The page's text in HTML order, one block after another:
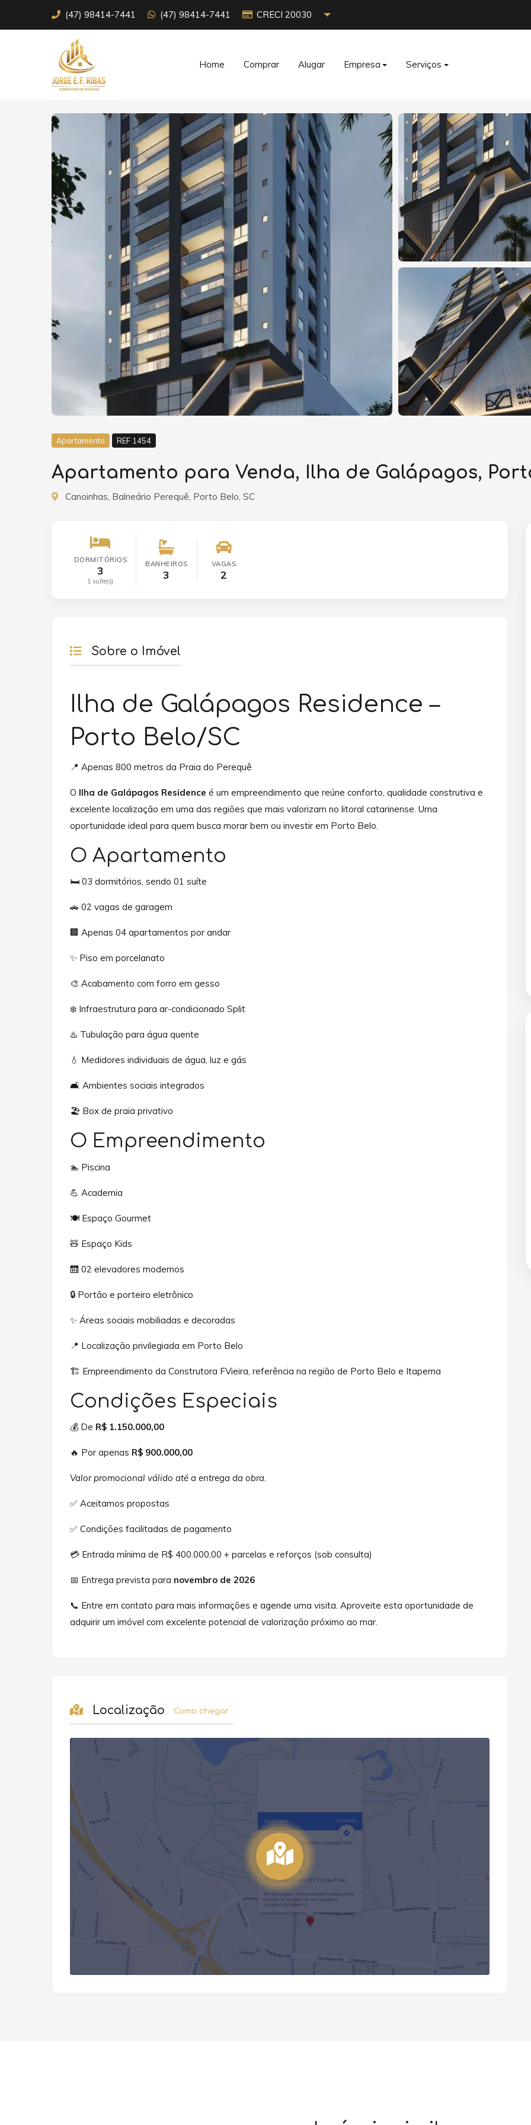
(47) 98414-7441 (47) 98414-7441 CRECI 20030
Home Comprar Alugar Empresa Serviços
Apartamento REF 1454
Apartamento para Venda, Ilha de Galápagos,
Canoinhas, Balneário Perequê, Porto Belo, SC
DORMITÓRIOS
3
1 suíte(s)
BANHEIROS
3
VAGAS
2
Sobre o Imóvel
Ilha de Galápagos Residence –
Porto Belo/SC
📍 Apenas 800 metros da Praia do Perequê
O Ilha de Galápagos Residence é um empreendimento que reúne conforto, qualidade construtiva e
excelente localização em uma das regiões que mais valorizam no litoral catarinense. Uma
oportunidade ideal para quem busca morar bem ou investir em Porto Belo.
O Apartamento
🛏️ 03 dormitórios, sendo 01 suíte
🚗 02 vagas de garagem
🏢 Apenas 04 apartamentos por andar
✨ Piso em porcelanato
🎨 Acabamento com forro em gesso
❄️ Infraestrutura para ar-condicionado Split
♨️ Tubulação para água quente
💧 Medidores individuais de água, luz e gás
🛋️ Ambientes sociais integrados
🏖️ Box de praia privativo
O Empreendimento
🏊 Piscina
💪 Academia
🍽️ Espaço Gourmet
🧸 Espaço Kids
🛗 02 elevadores modernos
🔒 Portão e porteiro eletrônico
✨ Áreas sociais mobiliadas e decoradas
📍 Localização privilegiada em Porto Belo
🏗️ Empreendimento da Construtora FVieira, referência na região de Porto Belo e Itapema
Condições Especiais
💰 De R$ 1.150.000,00
🔥 Por apenas R$ 900.000,00
Valor promocional válido até a entrega da obra.
✅ Aceitamos propostas
✅ Condições facilitadas de pagamento
💳 Entrada mínima de R$ 400.000,00 + parcelas e reforços (sob consulta)
📅 Entrega prevista para novembro de 2026
📞 Entre em contato para mais informações e agende uma visita. Aproveite esta oportunidade de
adquirir um imóvel com excelente potencial de valorização próximo ao mar.
Localização Como chegar